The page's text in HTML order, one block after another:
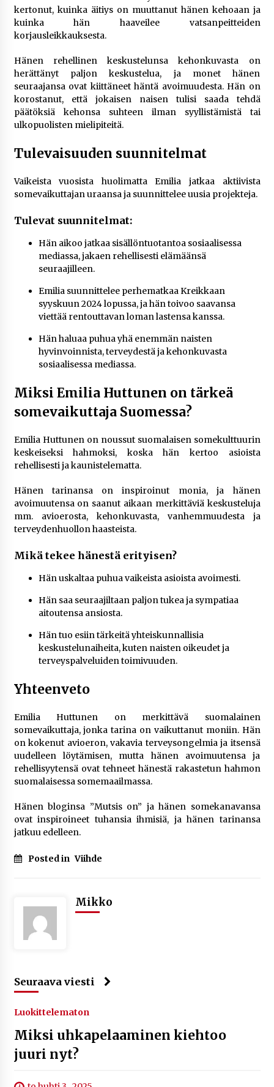
kertonut, kuinka äitiys on muuttanut hänen kehoaan ja
kuinka hän haaveilee vatsanpeitteiden
korjausleikkauksesta.
Hänen rehellinen keskustelunsa kehonkuvasta on
herättänyt paljon keskustelua, ja monet hänen
seuraajansa ovat kiittäneet häntä avoimuudesta. Hän on
korostanut, että jokaisen naisen tulisi saada tehdä
päätöksiä kehonsa suhteen ilman syyllistämistä tai
ulkopuolisten mielipiteitä.
Tulevaisuuden suunnitelmat
Vaikeista vuosista huolimatta Emilia jatkaa aktiivista
somevaikuttajan uraansa ja suunnittelee uusia projekteja.
Tulevat suunnitelmat:
Hän aikoo jatkaa sisällöntuotantoa sosiaalisessa
mediassa, jakaen rehellisesti elämäänsä
seuraajilleen.
Emilia suunnittelee perhematkaa Kreikkaan
syyskuun 2024 lopussa, ja hän toivoo saavansa
viettää rentouttavan loman lastensa kanssa.
Hän haluaa puhua yhä enemmän naisten
hyvinvoinnista, terveydestä ja kehonkuvasta
sosiaalisessa mediassa.
Miksi Emilia Huttunen on tärkeä
somevaikuttaja Suomessa?
Emilia Huttunen on noussut suomalaisen somekulttuurin
keskeiseksi hahmoksi, koska hän kertoo asioista
rehellisesti ja kaunistelematta.
Hänen tarinansa on inspiroinut monia, ja hänen
avoimuutensa on saanut aikaan merkittäviä keskusteluja
mm. avioerosta, kehonkuvasta, vanhemmuudesta ja
terveydenhuollon haasteista.
Mikä tekee hänestä erityisen?
Hän uskaltaa puhua vaikeista asioista avoimesti.
Hän saa seuraajiltaan paljon tukea ja sympatiaa
aitoutensa ansiosta.
Hän tuo esiin tärkeitä yhteiskunnallisia
keskustelunaiheita, kuten naisten oikeudet ja
terveyspalveluiden toimivuuden.
Yhteenveto
Emilia Huttunen on merkittävä suomalainen
somevaikuttaja, jonka tarina on vaikuttanut moniin. Hän
on kokenut avioeron, vakavia terveysongelmia ja itsensä
uudelleen löytämisen, mutta hänen avoimuutensa ja
rehellisyytensä ovat tehneet hänestä rakastetun hahmon
suomalaisessa somemaailmassa.
Hänen bloginsa ”Mutsis on” ja hänen somekanavansa
ovat inspiroineet tuhansia ihmisiä, ja hänen tarinansa
jatkuu edelleen.
Posted in Viihde
Mikko
Seuraava viesti
Luokittelematon
Miksi uhkapelaaminen kiehtoo
juuri nyt?